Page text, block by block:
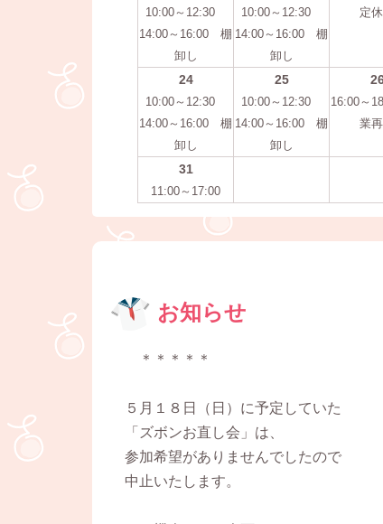
10:00～12:30
14:00～16:00 棚
卸し
10:00～12:30
14:00～16:00 棚
卸し
定
24
10:00～12:30
14:00～16:00 棚
卸し
25
10:00～12:30
14:00～16:00 棚
卸し
16:00～
業
31
11:00～17:00
お知らせ
＊＊＊＊＊
５月１８日（日）に予定していた
「ズボンお直し会」は、
参加希望がありませんでしたので
中止いたします。